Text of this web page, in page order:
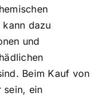
kann dazu
und
Beim Kauf von
sein, ein